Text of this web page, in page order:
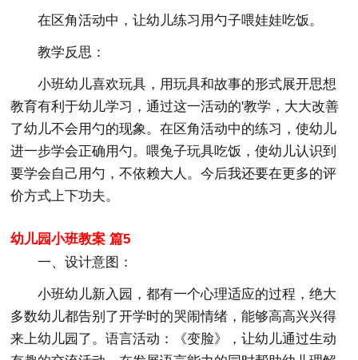
在区角活动中，让幼儿练习用勺子喂娃娃吃饭。
教学反思：
小班幼儿喜欢玩具，用玩具和故事的形式展开思想
教育有利于幼儿学习，通过这一活动的'教学，大大改善
了幼儿不会用勺的现象。在区角活动中的练习，使幼儿
进一步学会正确用勺。喂兔子玩具吃饭，使幼儿认识到
要学会自己用勺，不依赖大人。今后我还要在更多的评
价方式上下功夫。
幼儿园小班教案 篇5
一、设计意图：
小班幼儿新入园，都有一个心理适应的过程，绝大
多数幼儿都告别了开学时的哭闹情绪，能够高高兴兴得
来上幼儿园了。语言活动：《变脸》，让幼儿通过生动